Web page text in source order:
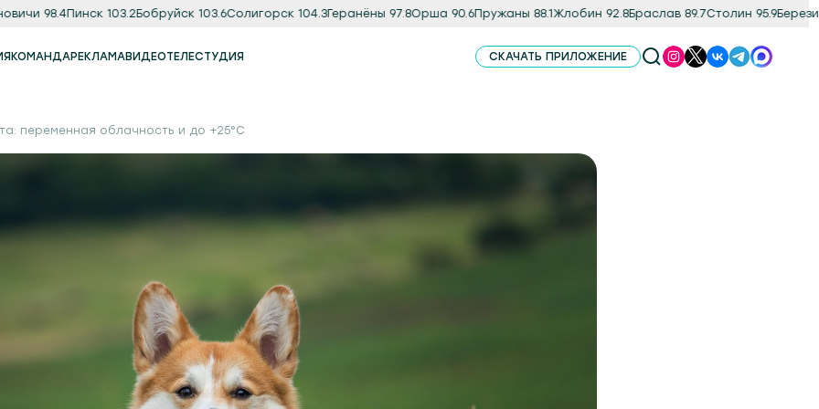
98.4 Пинск 103.2Бобруйск 103.6Солигорск 104.3Геранёны 97.8 Орша 90.6 Пружаны 88.1Жлобин 92.8 Браслав 89.7 Столин 95.9 Березино
КОМАНДАРЕКЛАМАВИДЕОТЕЛЕСТУДИЯ СКАЧАТЬ ПРИЛОЖЕНИЕ
переменная облачность и до +25°С